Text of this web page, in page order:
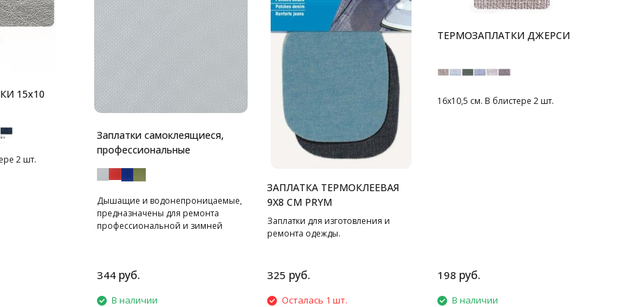
15х10
2 шт.
Заплатки самоклеящиеся,
профессиональные
Дышащие и водонепроницаемые,
предназначены для ремонта
профессиональной и зимней
344 руб.
В наличии
ЗАПЛАТКА ТЕРМОКЛЕЕВАЯ
9Х8 СМ PRYM
Заплатки для изготовления и
ремонта одежды.
325 руб.
Осталась 1 шт.
ТЕРМОЗАПЛАТКИ ДЖЕРСИ
16х10,5 см. В блистере 2 шт.
198 руб.
В наличии